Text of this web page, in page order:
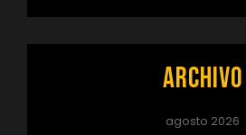
Archivo
agosto 2026